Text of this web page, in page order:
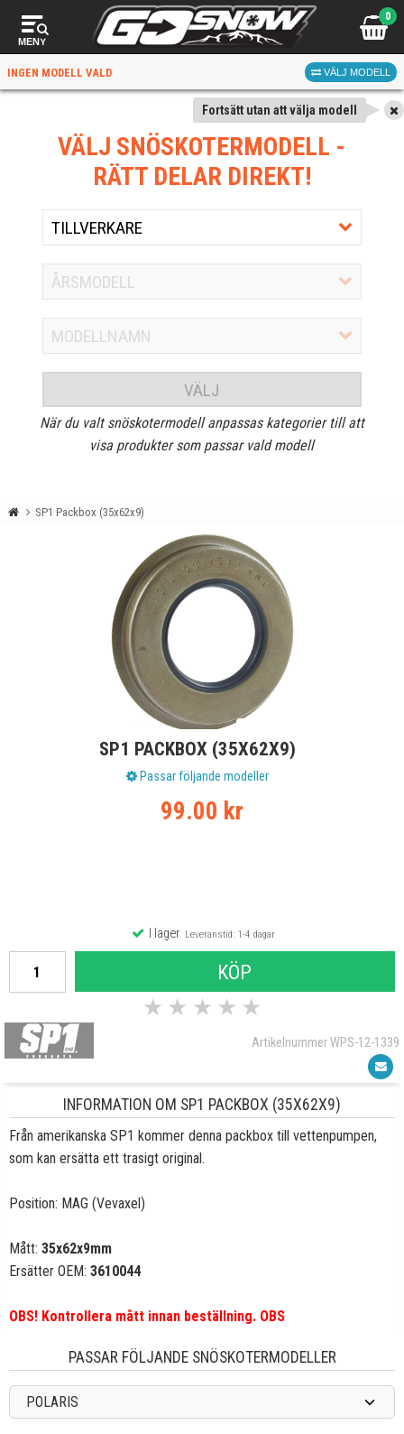
MENY
0
INGEN MODELL VALD VÄLJ MODELL
Fortsätt utan att välja modell
VÄLJ SNÖSKOTERMODELL -
RÄTT DELAR DIREKT!
VÄLJ
När du valt snöskotermodell anpassas kategorier till att
visa produkter som passar vald modell
SP1 Packbox (35x62x9)
SP1 PACKBOX (35X62X9)
Passar följande modeller
99.00 kr
I lagerLeveranstid: 1-4 dagar
KÖP
★ ★ ★ ★ ★
Artikelnummer WPS-12-1339
INFORMATION OM SP1 PACKBOX (35X62X9)
Från amerikanska SP1 kommer denna packbox till vettenpumpen,
som kan ersätta ett trasigt original.
Position: MAG (Vevaxel)
Mått: 35x62x9mm
Ersätter OEM: 3610044
OBS! Kontrollera mått innan beställning. OBS
PASSAR FÖLJANDE SNÖSKOTERMODELLER
POLARIS